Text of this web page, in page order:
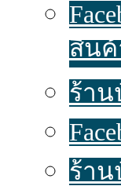
สิน
ร้าน
ร้าน